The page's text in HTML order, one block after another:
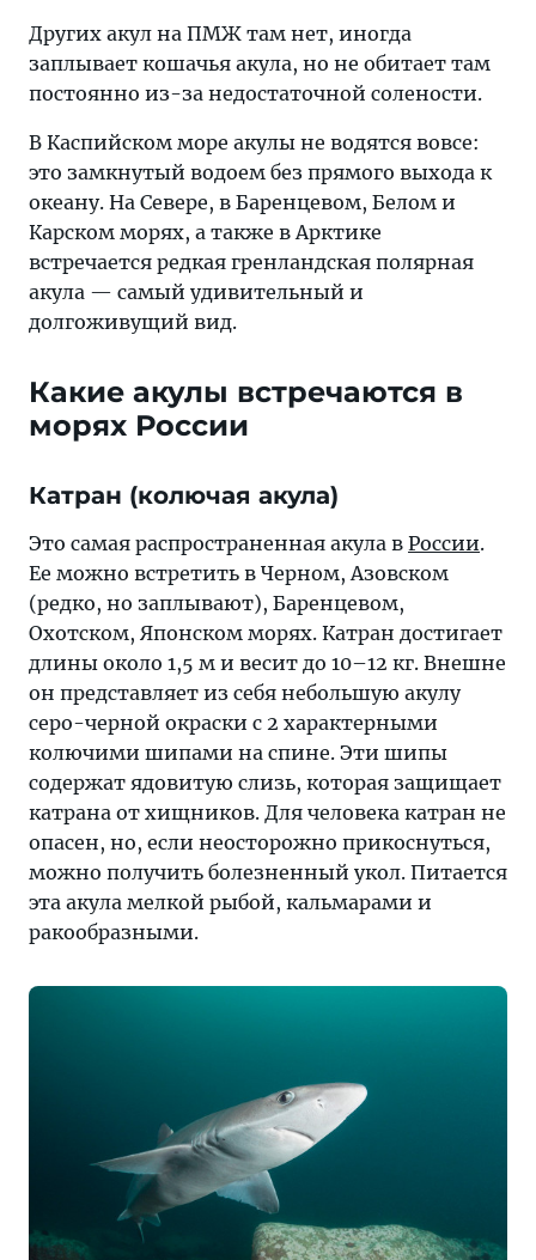
Других акул на ПМЖ там нет, иногда
заплывает кошачья акула, но не обитает там
постоянно из-за недостаточной солености.
В Каспийском море акулы не водятся вовсе:
это замкнутый водоем без прямого выхода к
океану. На Севере, в Баренцевом, Белом и
Карском морях, а также в Арктике
встречается редкая гренландская полярная
акула — самый удивительный и
долгоживущий вид.
Какие акулы встречаются в
морях России
Катран (колючая акула)
Это самая распространенная акула в России.
Ее можно встретить в Черном, Азовском
(редко, но заплывают), Баренцевом,
Охотском, Японском морях. Катран достигает
длины около 1,5 м и весит до 10–12 кг. Внешне
он представляет из себя небольшую акулу
серо-черной окраски с 2 характерными
колючими шипами на спине. Эти шипы
содержат ядовитую слизь, которая защищает
катрана от хищников. Для человека катран не
опасен, но, если неосторожно прикоснуться,
можно получить болезненный укол. Питается
эта акула мелкой рыбой, кальмарами и
ракообразными.